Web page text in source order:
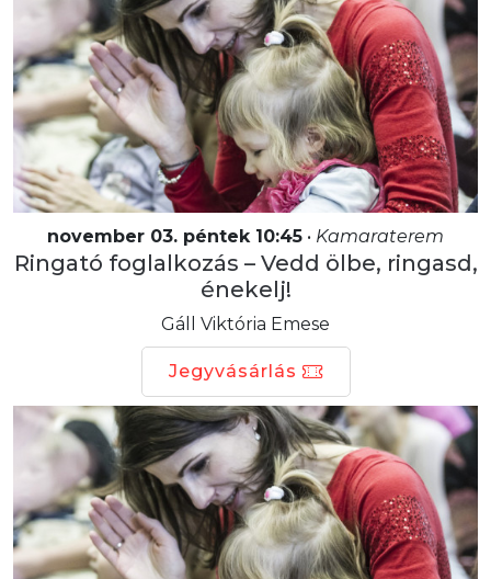
november 03. péntek 10:45 • Kamaraterem
Ringató foglalkozás – Vedd ölbe, ringasd,
énekelj!
Gáll Viktória Emese
Jegyvásárlás